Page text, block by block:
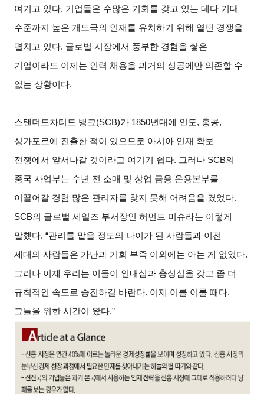
여기고 있다. 기업들은 수많은 기회를 갖고 있는 데다 기대
수준까지 높은 개도국의 인재를 유치하기 위해 열띤 경쟁을
펼치고 있다. 글로벌 시장에서 풍부한 경험을 쌓은
기업이라도 이제는 인력 채용을 과거의 성공에만 의존할 수
없는 상황이다.
스탠더드차터드 뱅크(SCB)가 1850년대에 인도, 홍콩,
싱가포르에 진출한 적이 있으므로 아시아 인재 확보
전쟁에서 앞서나갈 것이라고 여기기 쉽다. 그러나 SCB의
중국 사업부는 수년 전 소매 및 상업 금융 운용본부를
이끌어갈 경험 많은 관리자를 찾지 못해 어려움을 겼었다.
SCB의 글로벌 세일즈 부서장인 허먼트 미슈라는 이렇게
말했다. “관리를 맡을 정도의 나이가 된 사람들과 이전
세대의 사람들은 가난과 기회 부족 이외에는 아는 게 없었다.
그러나 이제 우리는 이들이 인내심과 충성심을 갖고 좀 더
규칙적인 속도로 승진하길 바란다. 이제 이를 이룰 때다.
그들을 위한 시간이 왔다.”